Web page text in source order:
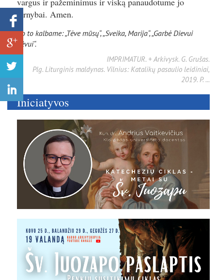
tarnybai. Amen.
Po to kalbame: „Tėve mūsų“, „Sveika, Marija“, „Garbė Dievui
Tėvui“.
IMPRIMATUR. + Arkivysk. G. Grušas.
Plg. Liturginis maldynas. Vilnius: Katalikų pasaulio leidiniai,
2019. P. ...
Iniciatyvos